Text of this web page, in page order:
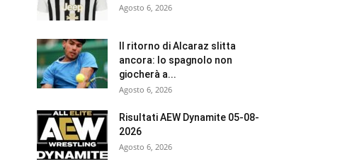
Agosto 6, 2026
Il ritorno di Alcaraz slitta
ancora: lo spagnolo non
giocherà a...
Agosto 6, 2026
Risultati AEW Dynamite 05-08-
2026
Agosto 6, 2026